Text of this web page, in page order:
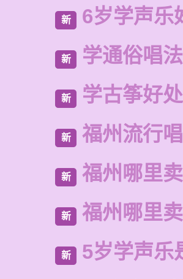
新 6岁学声乐
新 学通俗唱
新 学古筝好
新 福州流行
新 福州哪里
新 福州哪里
新 5岁学声乐